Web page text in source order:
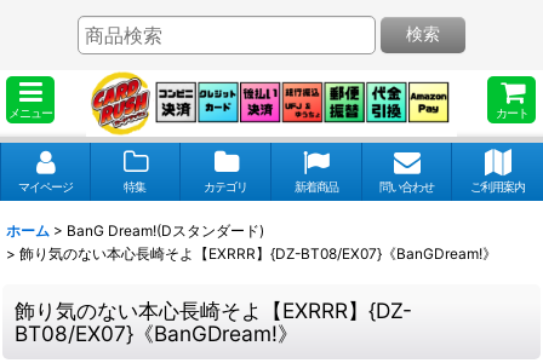
メニュー カート
検索
マイページ 特集 カテゴリ 新着商品 問い合わせ ご利用案内
ホーム > BanG Dream!(Dスタンダード)
> 飾り気のない本心長崎そよ【EXRRR】{DZ-BT08/EX07}《BanGDream!》
飾り気のない本心長崎そよ【EXRRR】{DZ-
BT08/EX07}《BanGDream!》